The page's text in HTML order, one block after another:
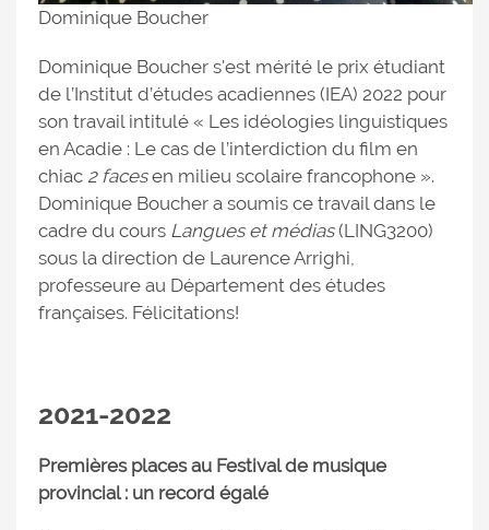
Dominique Boucher
Dominique Boucher s'est mérité le prix étudiant
de l’Institut d’études acadiennes (IEA) 2022 pour
son travail intitulé « Les idéologies linguistiques
en Acadie : Le cas de l’interdiction du film en
chiac 2 facesen milieu scolaire francophone ».
Dominique Boucher a soumis ce travail dans le
cadre du cours Langues et médias(LING3200)
sous la direction de Laurence Arrighi,
professeure au Département des études
françaises. Félicitations!
2021-2022
Premières places au Festival de musique
provincial : un record égalé